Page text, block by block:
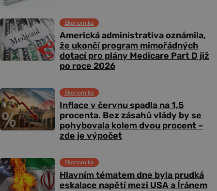
Americká administrativa oznámila,
že ukončí program mimořádných
dotací pro plány Medicare Part D již
po roce 2026
Ekonomika
Inflace v červnu spadla na 1,5
procenta. Bez zásahů vlády by se
pohybovala kolem dvou procent –
zde je výpočet
Ekonomika
Hlavním tématem dne byla prudká
eskalace napětí mezi USA a Íránem
Ekonomika